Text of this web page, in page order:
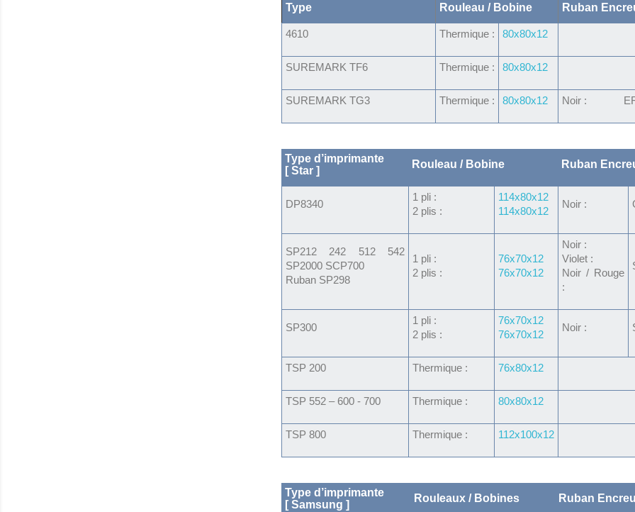
Type Rouleau / Bobine Ruban
4610 Thermique : 80x80x12
SUREMARK TF6 Thermique : 80x80x12
SUREMARK TG3 Thermique : 80x80x12 Noir :
Type d’imprimante
[ Star ]
Rouleau / Bobine Ruban
DP8340
1 pli :
2 plis :
114x80x12
114x80x12
Noir :
SP212 242 512 542
SP2000 SCP700
Ruban SP298
1 pli :
2 plis :
76x70x12
76x70x12
Noir :
Violet :
Noir / Rouge
:
SP300
1 pli :
2 plis :
76x70x12
76x70x12
Noir :
TSP 200 Thermique : 76x80x12
TSP 552 – 600 - 700 Thermique : 80x80x12
TSP 800 Thermique : 112x100x12
Type d’imprimante
[ Samsung ]
Rouleaux / Bobines Ruban